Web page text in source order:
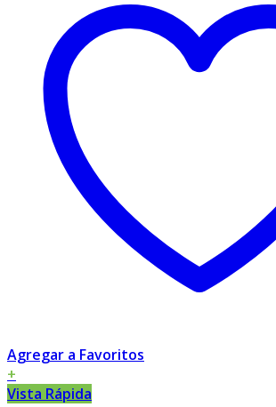
Agregar a Favoritos
+
Vista Rápida